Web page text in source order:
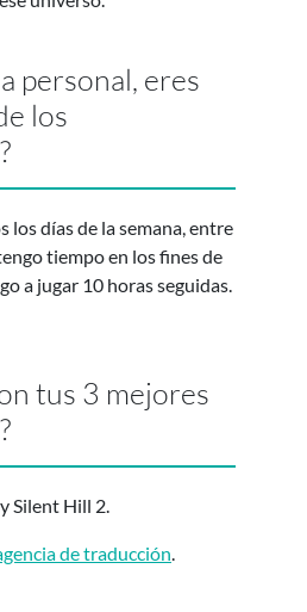
personal, eres
los
los días de la semana, entre
tiempo en los fines de
a jugar 10 horas seguidas.
tus 3 mejores
Silent Hill 2.
de traducción.